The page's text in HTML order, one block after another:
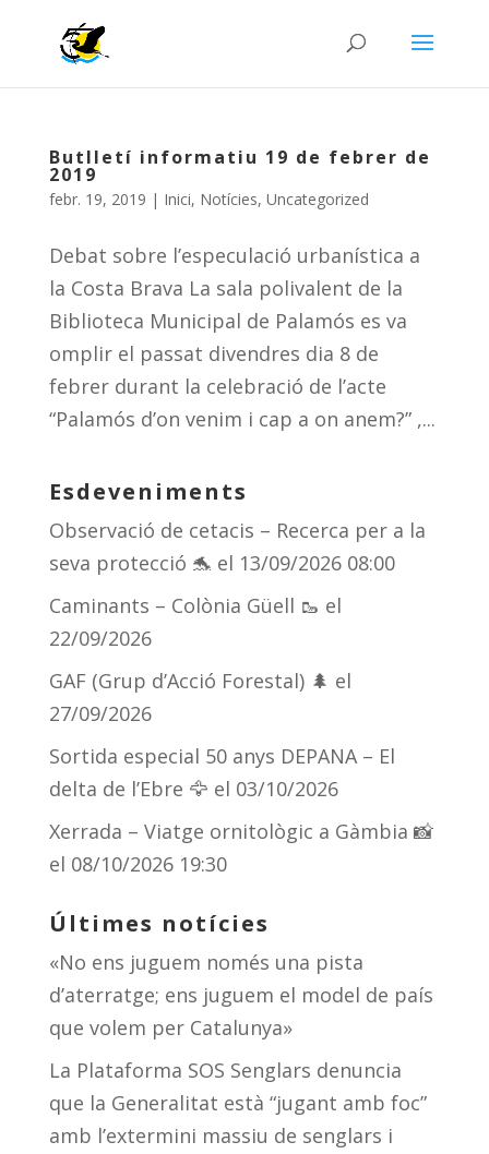
Butlletí informatiu 19 de febrer de
2019
febr. 19, 2019 | Inici, Notícies, Uncategorized
Debat sobre l’especulació urbanística a
la Costa Brava La sala polivalent de la
Biblioteca Municipal de Palamós es va
omplir el passat divendres dia 8 de
febrer durant la celebració de l’acte
“Palamós d’on venim i cap a on anem?” ,...
Esdeveniments
Observació de cetacis – Recerca per a la
seva protecció 🐬 el 13/09/2026 08:00
Caminants – Colònia Güell 🥾 el
22/09/2026
GAF (Grup d’Acció Forestal) 🌲 el
27/09/2026
Sortida especial 50 anys DEPANA – El
delta de l’Ebre 🦅 el 03/10/2026
Xerrada – Viatge ornitològic a Gàmbia 📸
el 08/10/2026 19:30
Últimes notícies
«No ens juguem només una pista
d’aterratge; ens juguem el model de país
que volem per Catalunya»
La Plataforma SOS Senglars denuncia
que la Generalitat està “jugant amb foc”
amb l’extermini massiu de senglars i